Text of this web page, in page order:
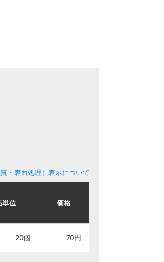
・表面処理）表示について
単位
価格
20個 70円
単位
価格
20個 70円